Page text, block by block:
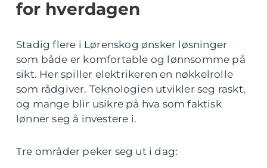
for hverdagen
Stadig flere i Lørenskog ønsker løsninger
som både er komfortable og lønnsomme på
sikt. Her spiller elektrikeren en nøkkelrolle
som rådgiver. Teknologien utvikler seg raskt,
og mange blir usikre på hva som faktisk
lønner seg å investere i.
Tre områder peker seg ut i dag: